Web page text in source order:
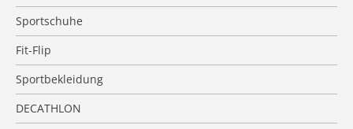
Sportschuhe
Fit-Flip
Sportbekleidung
DECATHLON